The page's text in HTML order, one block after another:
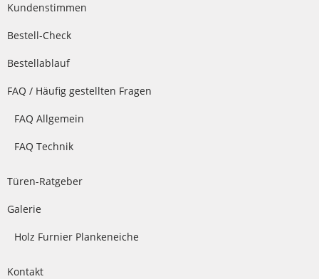
Kundenstimmen
Bestell-Check
Bestellablauf
FAQ / Häufig gestellten Fragen
FAQ Allgemein
FAQ Technik
Türen-Ratgeber
Galerie
Holz Furnier Plankeneiche
Kontakt